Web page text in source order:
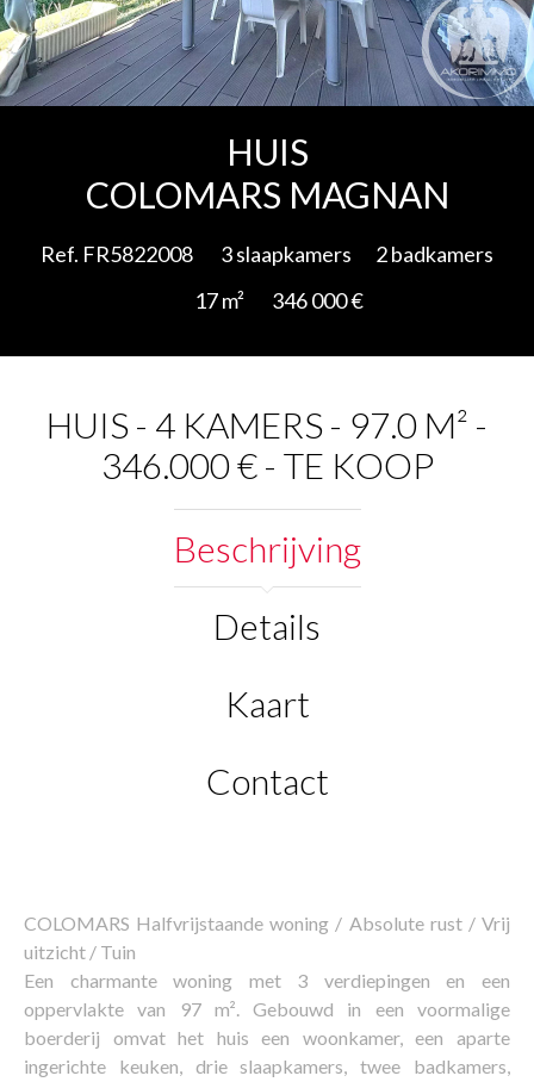
HUIS
COLOMARS MAGNAN
Ref. FR5822008 3 slaapkamers
2 badkamers
17 m²
346 000 €
HUIS - 4 KAMERS - 97.0 M² -
346.000 € - TE KOOP
Beschrijving
Details
Kaart
Contact
COLOMARS Halfvrijstaande woning / Absolute rust / Vrij
uitzicht / Tuin
Een charmante woning met 3 verdiepingen en een
oppervlakte van 97 m². Gebouwd in een voormalige
boerderij omvat het huis een woonkamer, een aparte
ingerichte keuken, drie slaapkamers, twee badkamers,